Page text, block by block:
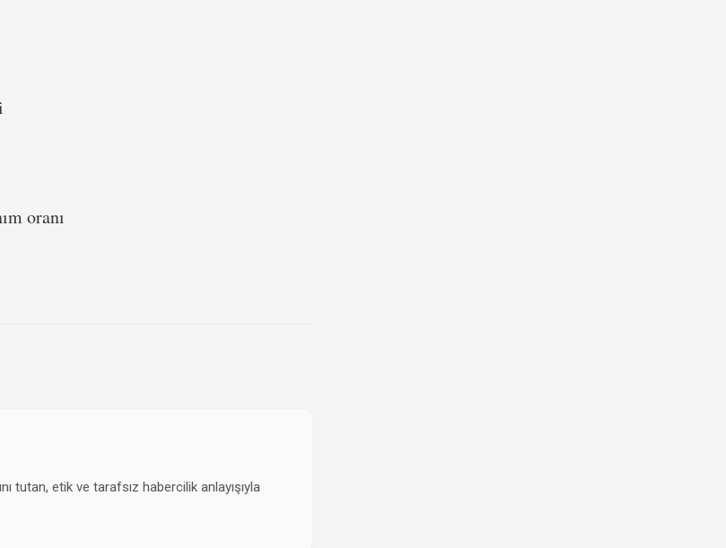
oranı
tutan, etik ve tarafsız habercilik anlayışıyla